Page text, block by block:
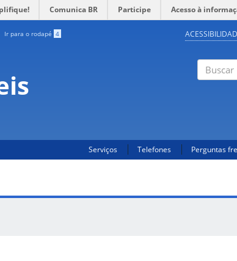
Comunica BR Participe Acesso à
Ir para o rodapé 4
Serviços Telefones Perguntas